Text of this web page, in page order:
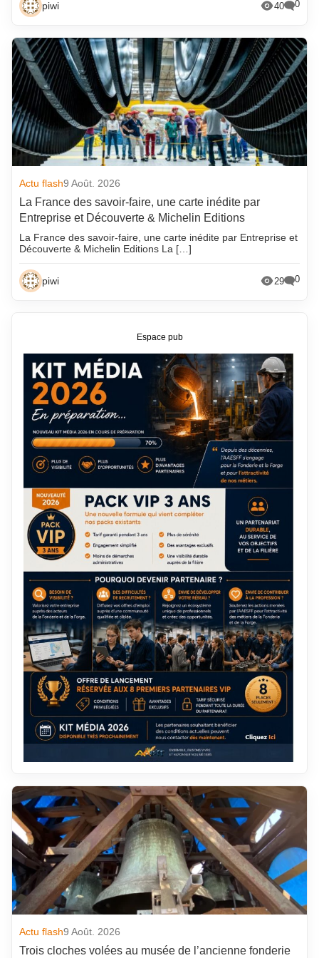
piwi 40 0
Actu flash9 Août. 2026
La France des savoir-faire, une carte inédite par
Entreprise et Découverte & Michelin Editions
La France des savoir-faire, une carte inédite par Entreprise et
Découverte & Michelin Editions La […]
piwi 29 0
Actu flash9 Août. 2026
Trois cloches volées au musée de l’ancienne fonderie
Espace pub